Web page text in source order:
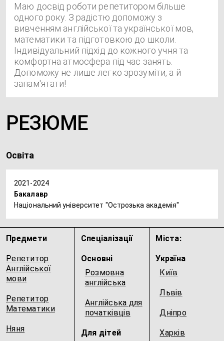
Маю досвід роботи репетитором більше
одного року. З радістю допоможу з
вивченням англійської та української мов,
математики та підготовкою до школи.
Індивідуальний підхід до кожного учня та
комфортна атмосфера під час занять.
Допоможу не лише легко зрозуміти, а й
запам'ятати!
РЕЗЮМЕ
Освіта
2021-2024
Бакалавр
Національний університет "Острозька академія"
Предмети
Репетитор
Англійської
мови
Репетитор
Математики
Няня
Спеціалізації
Основні
Розмовна
англійська
Англійська для
початківців
Для дітей
Міста:
Україна
Київ
Львів
Дніпро
Харків